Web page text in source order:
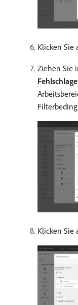
Klicken Sie
Ziehen Sie
Klicken Sie